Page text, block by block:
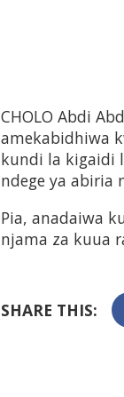
CHOLO Abdi
amekabidhiwa
kundi la kigaidi
ndege ya abiria
Pia, anadaiwa
njama za kuua
SHARE THIS: